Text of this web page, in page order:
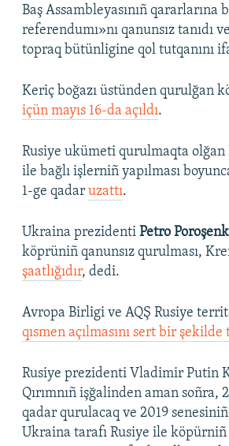
Baş Assambleyasınıñ
referendumı»nı qanunsız
topraq bütünligine qol tutqanını
Keriç boğazı üstünden qurulğan
içün mayıs 16-da açıldı.
Rusiye ukümeti qurulmaqta olğan
ile bağlı işlerniñ yapılması
1-ge qadaruzattı.
Ukraina prezidentiPetro
köprüniñ qanunsız qurulması,
şaatlığıdır, dedi.
Avropa Birligi ve AQŞ Rusiye
qısmen açılmasını sert bir
Rusiye prezidenti Vladimir Putin
Qırımnıñ işğalinden aman
qadar qurulacaq ve 2019
Ukraina tarafı Rusiye ile köpürniñ